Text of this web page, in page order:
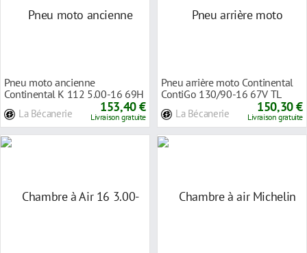
Pneu moto ancienne
Continental K 112 5.00-16 69H
La Bécanerie 153,40 €
Livraison gratuite
Pneu arrière moto Continental
ContiGo 130/90-16 67V TL
La Bécanerie 150,30 €
Livraison gratuite